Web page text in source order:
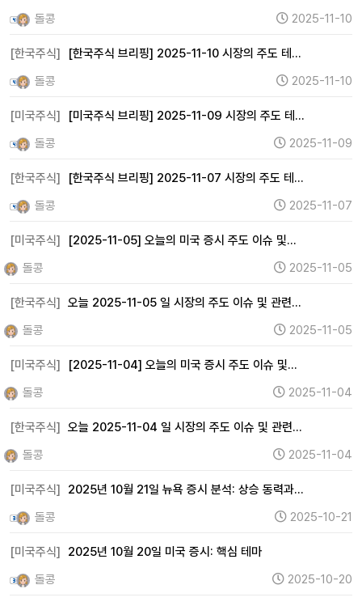
돌콩
2025-11-10
[한국주식]
[한국주식 브리핑] 2025-11-10 시장의 주도 테…
돌콩
2025-11-10
[미국주식]
[미국주식 브리핑] 2025-11-09 시장의 주도 테…
돌콩
2025-11-09
[한국주식]
[한국주식 브리핑] 2025-11-07 시장의 주도 테…
돌콩
2025-11-07
[미국주식]
[2025-11-05] 오늘의 미국 증시 주도 이슈 및…
돌콩
2025-11-05
[한국주식]
오늘 2025-11-05 일 시장의 주도 이슈 및 관련…
돌콩
2025-11-05
[미국주식]
[2025-11-04] 오늘의 미국 증시 주도 이슈 및…
돌콩
2025-11-04
[한국주식]
오늘 2025-11-04 일 시장의 주도 이슈 및 관련…
돌콩
2025-11-04
[미국주식]
2025년 10월 21일 뉴욕 증시 분석: 상승 동력과…
돌콩
2025-10-21
[미국주식]
2025년 10월 20일 미국 증시: 핵심 테마
돌콩
2025-10-20